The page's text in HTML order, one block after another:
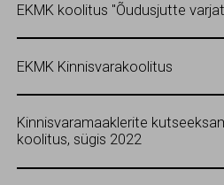
EKMK koolitus "Õudusjutte
EKMK Kinnisvarakoolitus
Kinnisvaramaaklerite
koolitus, sügis 2022